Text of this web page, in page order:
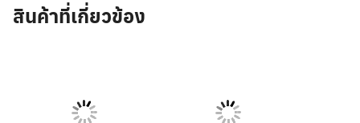
สินค้าที่เกี่ยวข้อง